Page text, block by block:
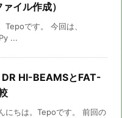
イル作成）
Tepoです。 今回は、
...
DR HI-BEAMSとFAT-
にちは。Tepoです。 前回の